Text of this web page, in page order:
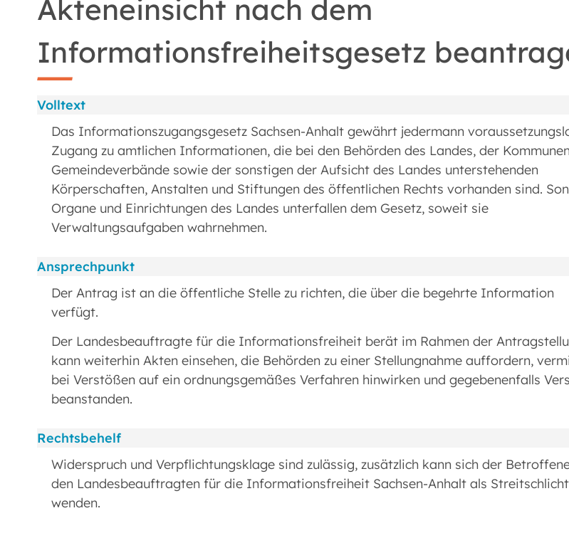
Akteneinsicht nach dem
Informationsfreiheitsgesetz
Volltext
Das Informationszugangsgesetz Sachsen-Anhalt gewährt jedermann
Zugang zu amtlichen Informationen, die bei den Behörden des Landes, der
Gemeindeverbände sowie der sonstigen der Aufsicht des Landes unterstehenden
Körperschaften, Anstalten und Stiftungen des öffentlichen Rechts vorhanden sind.
Organe und Einrichtungen des Landes unterfallen dem Gesetz, soweit sie
Verwaltungsaufgaben wahrnehmen.
Ansprechpunkt
Der Antrag ist an die öffentliche Stelle zu richten, die über die begehrte Information
verfügt.
Der Landesbeauftragte für die Informationsfreiheit berät im Rahmen der
kann weiterhin Akten einsehen, die Behörden zu einer Stellungnahme auffordern,
bei Verstößen auf ein ordnungsgemäßes Verfahren hinwirken und gegebenenfalls
beanstanden.
Rechtsbehelf
Widerspruch und Verpflichtungsklage sind zulässig, zusätzlich kann sich der
den Landesbeauftragten für die Informationsfreiheit Sachsen-Anhalt als
wenden.